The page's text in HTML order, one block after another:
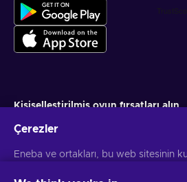
Kişiselleştirilmiş oyun fırsatları alın
Aboneliğinizi istediğiniz zaman iptal
Çerezler
Eneba ve ortakları, bu web sitesinin